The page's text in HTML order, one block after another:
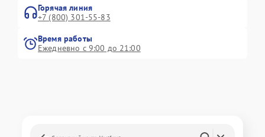
Горячая линия
+7 (800) 301-55-83
Время работы
Ежедневно с 9:00 до 21:00